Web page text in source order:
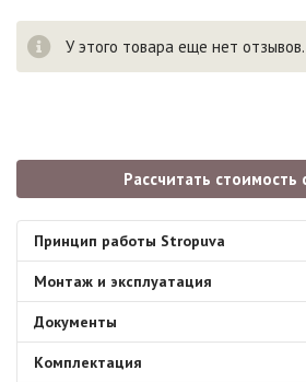
У этого товара еще нет
Рассчитать стоимость
Принцип работы Stropuva
Монтаж и эксплуатация
Документы
Комплектация